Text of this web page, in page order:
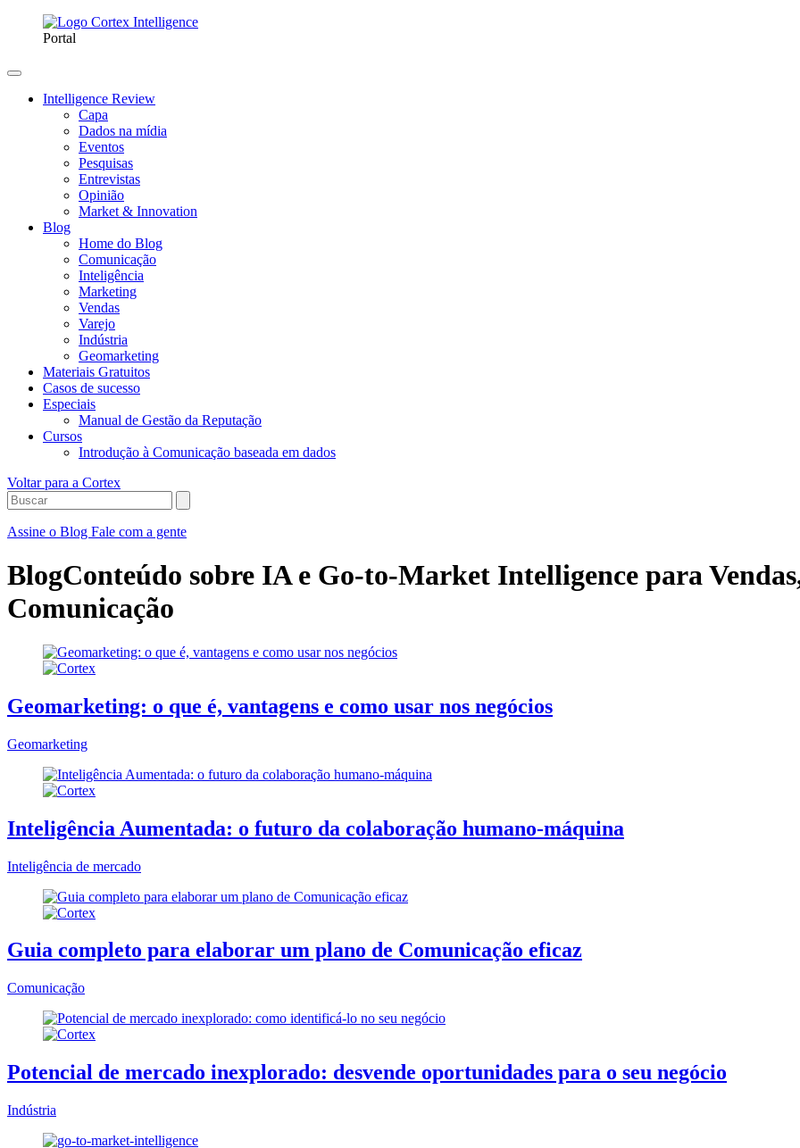
Portal
Intelligence Review
Capa
Dados na mídia
Eventos
Pesquisas
Entrevistas
Opinião
Market & Innovation
Blog
Home do Blog
Comunicação
Inteligência
Marketing
Vendas
Varejo
Indústria
Geomarketing
Materiais Gratuitos
Casos de sucesso
Especiais
Manual de Gestão da Reputação
Cursos
Introdução à Comunicação baseada em dados
Voltar para a Cortex
Assine o Blog Fale com a gente
BlogConteúdo sobre IA e Go-to-Market Intelligence para
Comunicação
Geomarketing: o que é, vantagens e como usar nos negócios
Geomarketing
Inteligência Aumentada: o futuro da colaboração humano-máquina
Inteligência de mercado
Guia completo para elaborar um plano de Comunicação eficaz
Comunicação
Potencial de mercado inexplorado: desvende oportunidades para o seu negócio
Indústria